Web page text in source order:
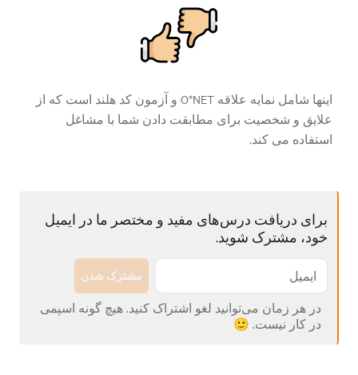
اینها شامل نمایه علاقه O*NET و آزمون کد هلند است که از
علایق و شخصیت برای مطابقت دادن شما با مشاغل
استفاده می کند.
برای دریافت درس‌های مفید و مختصر ما در ایمیل
خود، مشترک شوید.
مشترک شدن
در هر زمان می‌توانید لغو اشتراک کنید. هیچ گونه اسپمی
در کار نیست. 🙂